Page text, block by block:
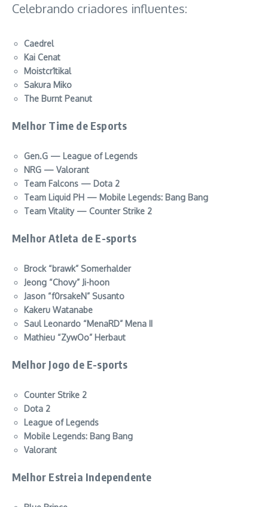
Celebrando criadores influentes:
Caedrel
Kai Cenat
Moistcr1tikal
Sakura Miko
The Burnt Peanut
Melhor Time de Esports
Gen.G — League of Legends
NRG — Valorant
Team Falcons — Dota 2
Team Liquid PH — Mobile Legends: Bang Bang
Team Vitality — Counter Strike 2
Melhor Atleta de E-sports
Brock “brawk” Somerhalder
Jeong “Chovy” Ji-hoon
Jason “f0rsakeN” Susanto
Kakeru Watanabe
Saul Leonardo “MenaRD” Mena II
Mathieu “ZywOo” Herbaut
Melhor Jogo de E-sports
Counter Strike 2
Dota 2
League of Legends
Mobile Legends: Bang Bang
Valorant
Melhor Estreia Independente